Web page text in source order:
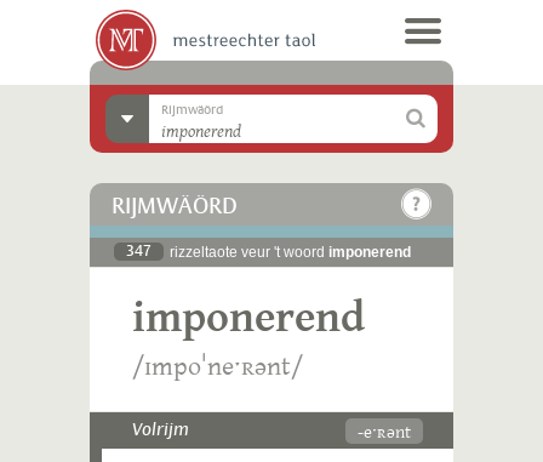
Rijmwäörd
RIJMWÄÖRD
347 rizzeltaote veur 't woord imponerend
imponerend
/ɪmpoˈneˑʀənt/
Volrijm -eˑʀənt